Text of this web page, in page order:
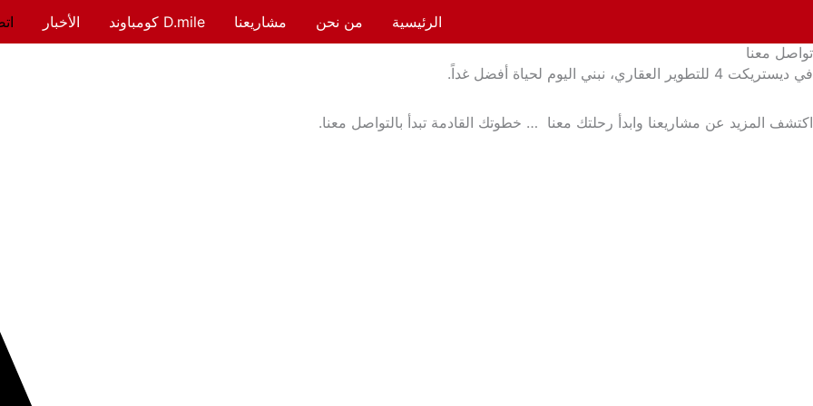
المحتوى
الرئيسية من نحن مشاريعنا D.mile كومباوند الأخبار
تواصل معنا
في ديستريكت 4 للتطوير العقاري، نبني اليوم لحياة أفضل غداً.
اكتشف المزيد عن مشاريعنا وابدأ رحلتك معنا … خطوتك القادمة تبدأ بالتواصل معنا.